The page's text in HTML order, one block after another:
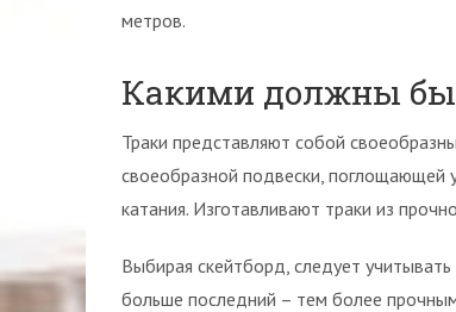
метров.
Какими должны
Траки представляют собой
своеобразной подвески, поглощающей
катания. Изготавливают траки из
Выбирая скейтборд, следует
больше последний – тем более